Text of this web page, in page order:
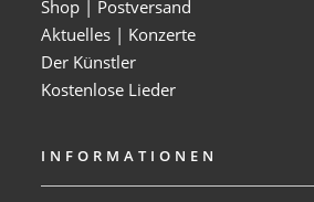
Shop | Postversand
Aktuelles | Konzerte
Der Künstler
Kostenlose Lieder
INFORMATIONEN